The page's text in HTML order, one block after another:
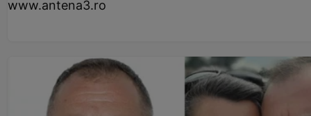
www.antena3.ro